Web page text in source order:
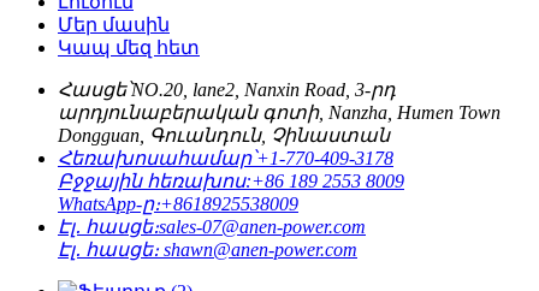
Մեր մասին
Կապ մեզ հետ
Հասցե՝NO.20, lane2, Nanxin Road, 3-րդ
արդյունաբերական գոտի, Nanzha, Humen Town
Dongguan, Գուանդուն, Չինաստան
Հեռախոսահամար՝+1-770-409-3178
Բջջային հեռախոս:+86 189 2553 8009
WhatsApp-ը։+8618925538009
Էլ․ հասցե։sales-07@anen-power.com
Էլ․ հասցե։ shawn@anen-power.com